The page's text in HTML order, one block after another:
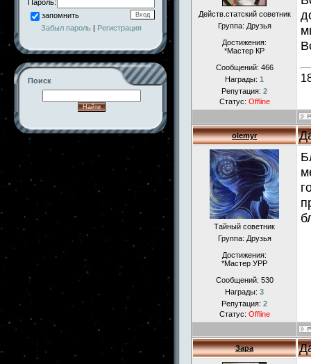
Пароль:
запомнить
Забыл пароль | Регистрация
Поиск
Действ.статский советник
Группа: Друзья
Достижения:
*Мастер КР
Сообщений: 466
Награды: 1
Репутация: 2
Статус: Offline
olemyr
Тайный советник
Группа: Друзья
Достижения:
*Мастер УРР
Сообщений: 530
Награды: 3
Репутация: 2
Статус: Offline
Зара